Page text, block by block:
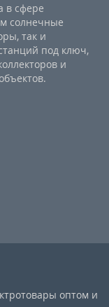
в сфере
солнечные
так и
под ключ,
и
оптом и